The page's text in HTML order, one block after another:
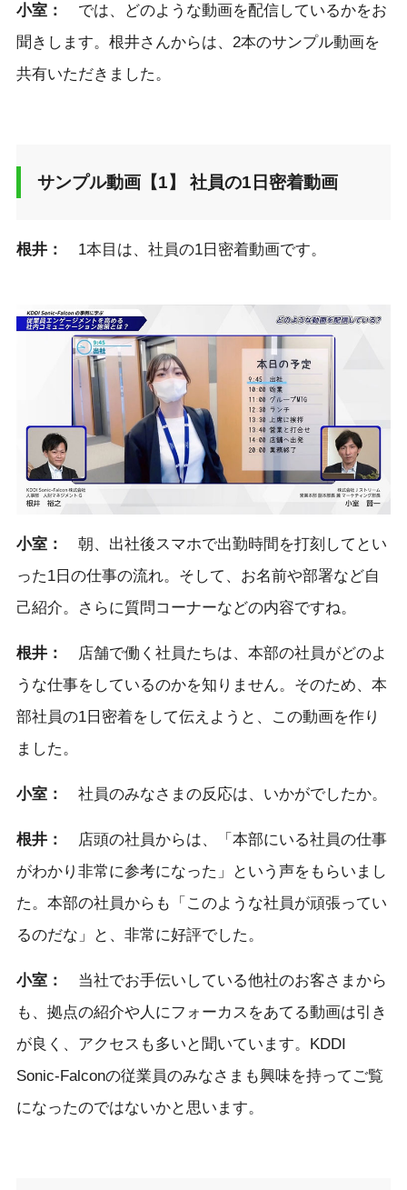
小室： では、どのような動画を配信しているかをお
聞きします。根井さんからは、2本のサンプル動画を
共有いただきました。
サンプル動画【1】 社員の1日密着動画
根井： 1本目は、社員の1日密着動画です。
小室： 朝、出社後スマホで出勤時間を打刻してとい
った1日の仕事の流れ。そして、お名前や部署など自
己紹介。さらに質問コーナーなどの内容ですね。
根井：
店舗で働く社員たちは、本部の社員がどのよ
うな仕事をしているのかを知りません。そのため、本
部社員の1日密着をして伝えようと、この動画を作り
ました。
小室： 社員のみなさまの反応は、いかがでしたか。
根井：
店頭の社員からは、「本部にいる社員の仕事
がわかり非常に参考になった」という声をもらいまし
た。本部の社員からも「このような社員が頑張ってい
るのだな」と、非常に好評でした。
小室： 当社でお手伝いしている他社のお客さまから
も、拠点の紹介や人にフォーカスをあてる動画は引き
が良く、アクセスも多いと聞いています。KDDI
Sonic-Falconの従業員のみなさまも興味を持ってご覧
になったのではないかと思います。